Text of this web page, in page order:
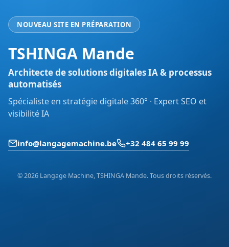
NOUVEAU SITE EN PRÉPARATION
TSHINGA Mande
Architecte de solutions digitales IA & processus
automatisés
Spécialiste en stratégie digitale 360° · Expert SEO et
visibilité IA
info@langagemachine.be +32 484 65 99 99
© 2026 Langage Machine, TSHINGA Mande. Tous droits réservés.